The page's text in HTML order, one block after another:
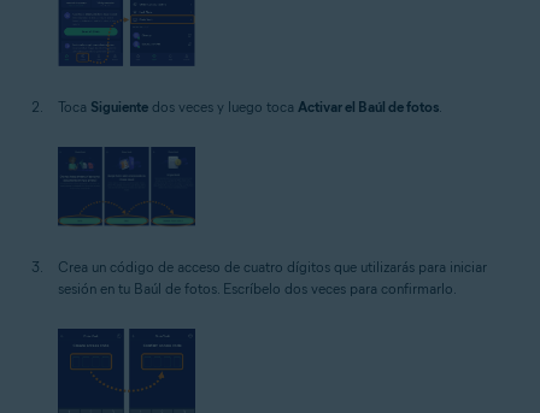
Toca Siguiente dos veces y luego toca Activar el Baúl de fotos
Crea un código de acceso de cuatro dígitos que utilizarás para iniciar
sesión en tu Baúl de fotos. Escríbelo dos veces para confirmarlo.